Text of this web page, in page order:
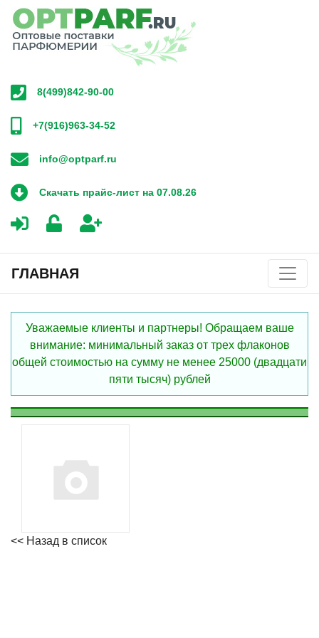
8(499)842-90-00
+7(916)963-34-52
info@optparf.ru
Скачать прайс-лист на 07.08.26
ГЛАВНАЯ
Уважаемые клиенты и партнеры! Обращаем ваше
внимание: минимальный заказ от трех флаконов
общей стоимостью на сумму не менее 25000 (двадцати
пяти тысяч) рублей
<< Назад в список